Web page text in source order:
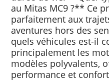
au Mitas MC9 ?** Ce
parfaitement aux
aventures hors des
quels véhicules est-il
principalement les
modèles polyvalents,
performance et